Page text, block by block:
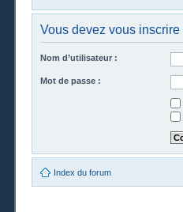
Vous devez vous
Nom d’utilisateur :
Mot de passe :
Index du forum